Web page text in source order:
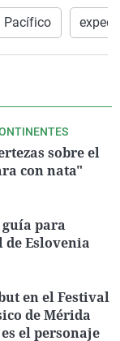
Pacífico
sobre el
con nata"
para
Eslovenia
en el Festival
de Mérida
el personaje